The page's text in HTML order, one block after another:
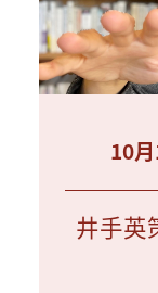
10
井手英